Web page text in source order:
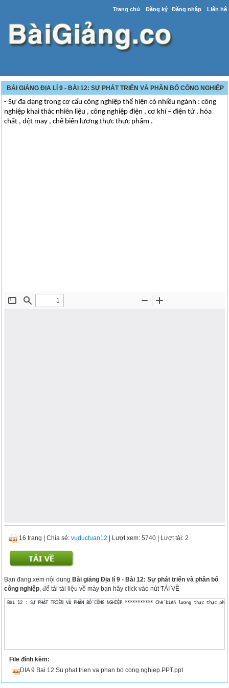
Trang chủ Đăng ký Đăng nhập Liên hệ
BÀI GIẢNG ĐỊA LÍ 9 - BÀI 12: SỰ PHÁT TRIỂN VÀ PHÂN BỐ CÔNG NGHIỆP
- Sự đa dạng trong cơ cấu công nghiệp thể hiện có nhiều ngành : công
nghiệp khai thác nhiên liệu , công nghiệp điện , cơ khí – điện tử , hóa
chất , dệt may , chế biến lương thực thực phẩm .
16 trang |Chia sẻ:vuductuan12 | Lượt xem: 5740 | Lượt tải: 2
Bạn đang xem nội dungBài giảng Địa lí 9 - Bài 12: Sự phát triển và phân bố
công nghiệp , để tải tài liệu về máy bạn hãy click vào nút TẢI VỀ
Bài 12 : SỰ PHÁT TRIỂN VÀ PHÂN BỐ CÔNG NGHIỆP *********** Chế biến lương thực
File đính kèm:
DIA 9 Bai 12 Su phat trien va phan bo cong nghiep.PPT.ppt